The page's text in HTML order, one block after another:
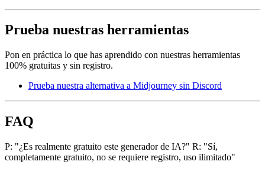
Prueba nuestras herramientas
Pon en práctica lo que has aprendido con nuestras herramientas
100% gratuitas y sin registro.
Prueba nuestra alternativa a Midjourney sin Discord
FAQ
P: "¿Es realmente gratuito este generador de IA?" R: "Sí,
completamente gratuito, no se requiere registro, uso ilimitado"